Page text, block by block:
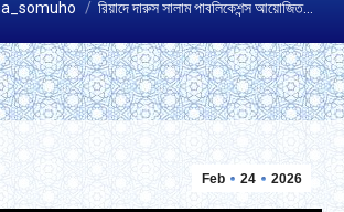
রিয়াদে দারুস সালাম পাবলিকেশন্স আয়োজিত…
Feb 24 2026